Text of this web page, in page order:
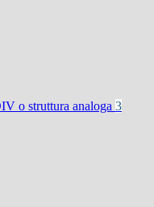
o struttura analoga 3